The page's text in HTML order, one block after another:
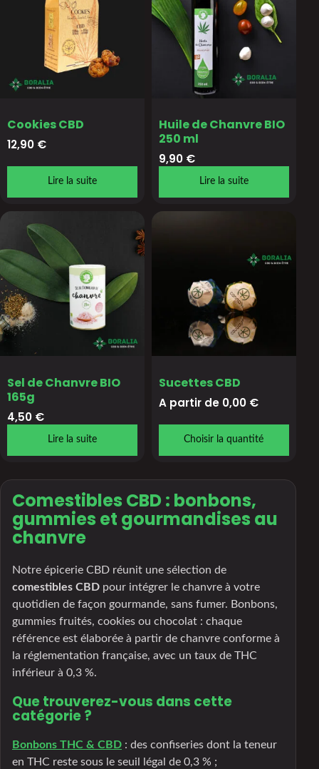
Cookies CBD
12,90 €
Lire la suite
Huile de Chanvre BIO
250 ml
9,90 €
Lire la suite
Sel de Chanvre BIO
165g
4,50 €
Lire la suite
Sucettes CBD
A partir de 0,00 €
Choisir la quantité
Comestibles CBD : bonbons,
gummies et gourmandises au
chanvre
Notre épicerie CBD réunit une sélection de
comestibles CBD pour intégrer le chanvre à votre
quotidien de façon gourmande, sans fumer. Bonbons,
gummies fruités, cookies ou chocolat : chaque
référence est élaborée à partir de chanvre conforme à
la réglementation française, avec un taux de THC
inférieur à 0,3 %.
Que trouverez-vous dans cette
catégorie ?
Bonbons THC & CBD : des confiseries dont la teneur
en THC reste sous le seuil légal de 0,3 % ;